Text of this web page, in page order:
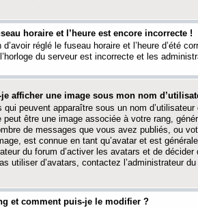
horaire et l’heure est encore incorrecte !
réglé le fuseau horaire et l’heure d’été
du serveur est incorrecte et les
afficher une image sous mon nom
qui peuvent apparaître sous un nom
être une image associée à votre rang,
de messages que vous avez publiés, ou
est connue en tant qu’avatar et est
du forum d’activer les avatars et de
utiliser d’avatars, contactez l’administrateur
et comment puis-je le modifier ?